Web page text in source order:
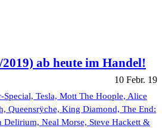
ab heute im Handel!
10 Febr. 19
Tesla, Mott The Hoople, Alice
Queensrÿche, King Diamond, The End:
Neal Morse, Steve Hackett &